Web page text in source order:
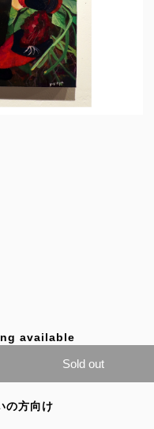
available
Sold out
の方向け